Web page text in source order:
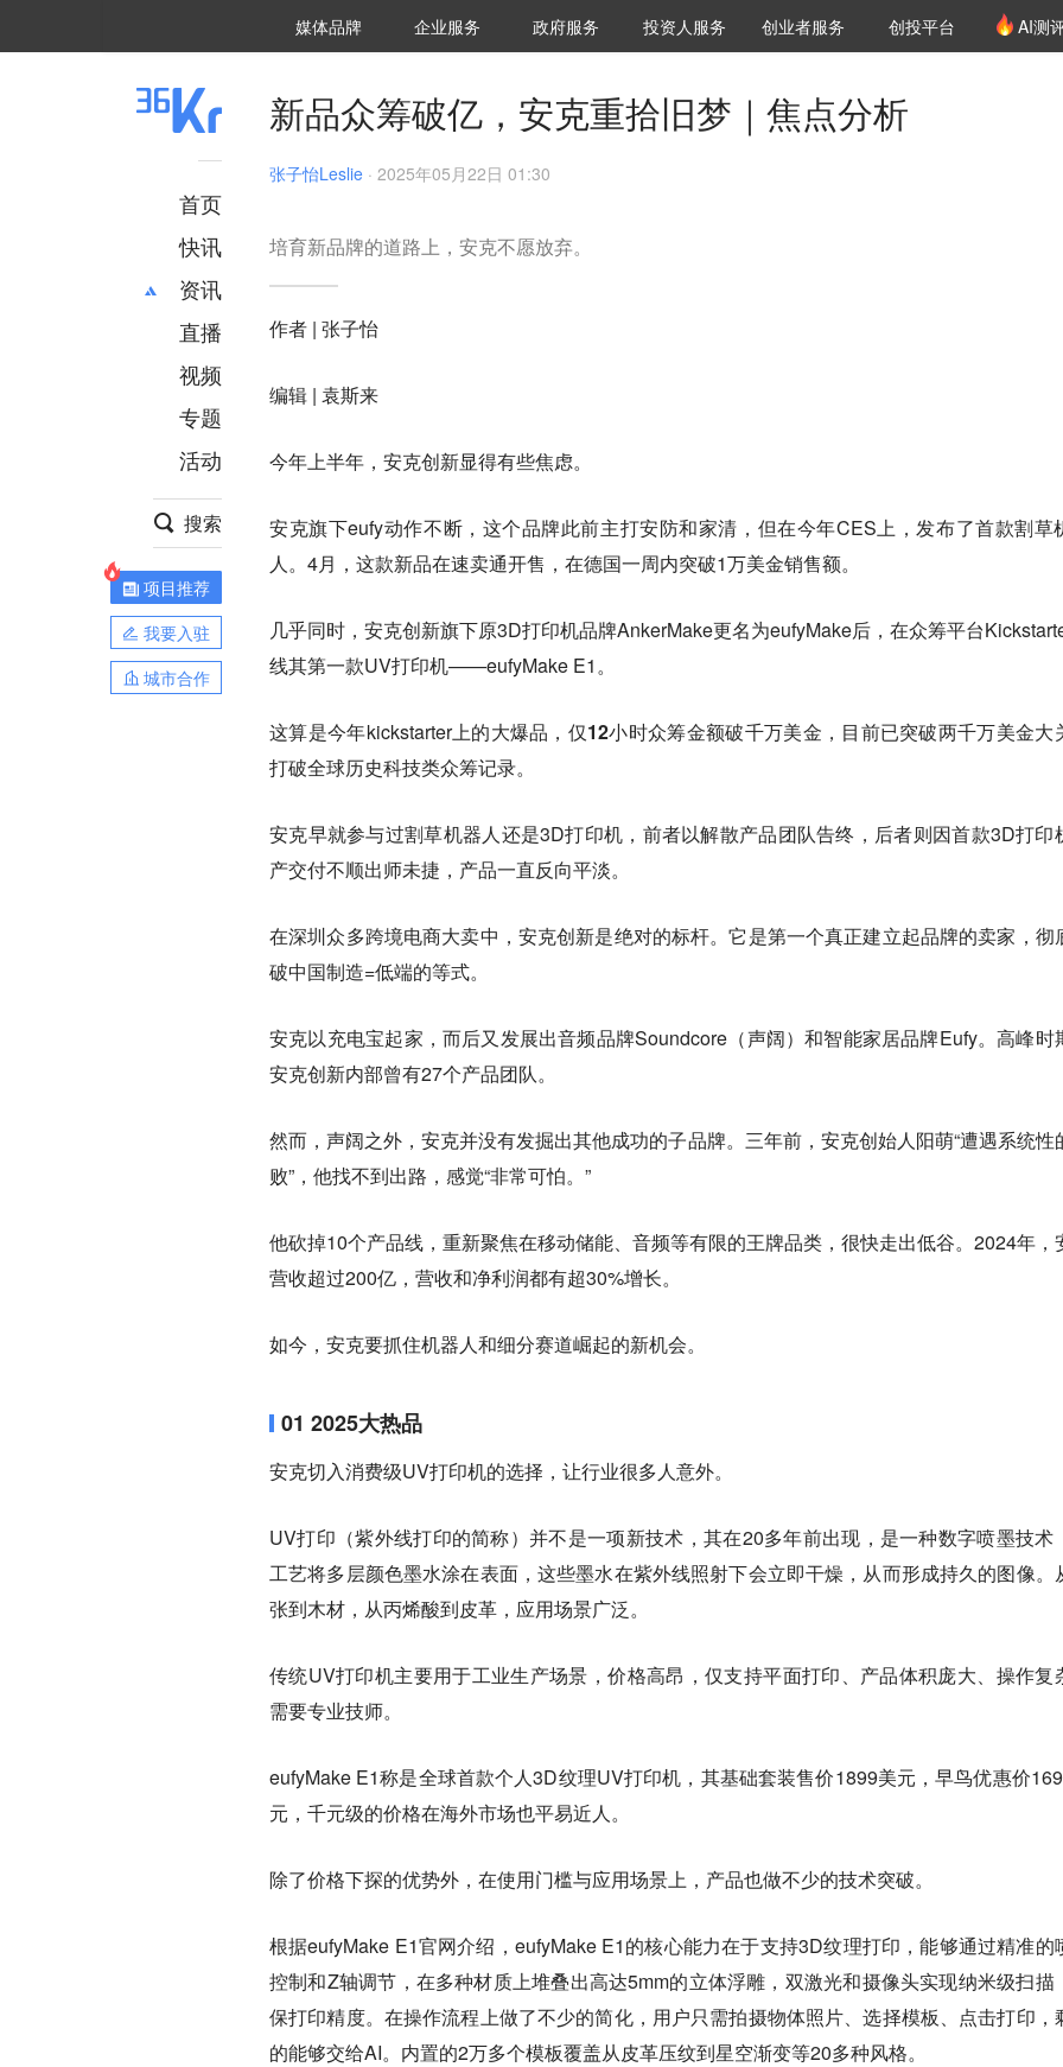
媒体品牌 36Kr研究院
企业服务 城市之窗
政府服务 VClub投资机构库
投资机构职位推介
投资人服务 创投氪堂
创业者服务 创投平台 AI测
首页
快讯
资讯
推荐
财经
项目推荐
安徽
直播
视频
专题
活动
搜索
项目推荐
我要入驻
城市合作
新品众筹破亿，安克重拾旧梦｜焦点分析
张子怡Leslie · 2025年05月22日 01:30
培育新品牌的道路上，安克不愿放弃。
作者 | 张子怡
编辑 | 袁斯来
今年上半年，安克创新显得有些焦虑。
安克旗下eufy动作不断，这个品牌此前主打安防和家清，但在今年CES上，发布了首款割草
人。4月，这款新品在速卖通开售，在德国一周内突破1万美金销售额。
几乎同时，安克创新旗下原3D打印机品牌AnkerMake更名为eufyMake后，在众筹平台
线其第一款UV打印机——eufyMake E1。
这算是今年kickstarter上的大爆品， 仅12小时众筹金额破千万美金，目前已突破两千万美金大
打破全球历史科技类众筹记录。
安克早就参与过割草机器人还是3D打印机，前者以解散产品团队告终，后者则因首款3D打印
产交付不顺出师未捷，产品一直反向平淡。
在深圳众多跨境电商大卖中，安克创新是绝对的标杆。它是第一个真正建立起品牌的卖家，彻
破中国制造=低端的等式。
安克以充电宝起家，而后又发展出音频品牌Soundcore（声阔）和智能家居品牌Eufy。高峰时
安克创新内部曾有27个产品团队。
然而，声阔之外，安克并没有发掘出其他成功的子品牌。三年前，安克创始人阳萌“遭遇系统性
败”，他找不到出路，感觉“非常可怕。”
他砍掉10个产品线，重新聚焦在移动储能、音频等有限的王牌品类，很快走出低谷。2024年，
营收超过200亿，营收和净利润都有超30%增长。
如今，安克要抓住机器人和细分赛道崛起的新机会。
01 2025大热品
安克切入消费级UV打印机的选择，让行业很多人意外。
UV打印（紫外线打印的简称）并不是一项新技术，其在20多年前出现，是一种数字喷墨技术
工艺将多层颜色墨水涂在表面，这些墨水在紫外线照射下会立即干燥，从而形成持久的图像。
张到木材，从丙烯酸到皮革，应用场景广泛。
传统UV打印机主要用于工业生产场景，价格高昂，仅支持平面打印、产品体积庞大、操作复
需要专业技师。
eufyMake E1称是全球首款个人3D纹理UV打印机，其基础套装售价1899美元，早鸟优惠价
元，千元级的价格在海外市场也平易近人。
除了价格下探的优势外，在使用门槛与应用场景上，产品也做不少的技术突破。
根据eufyMake E1官网介绍，eufyMake E1的核心能力在于支持3D纹理打印，能够通过精准的
控制和Z轴调节，在多种材质上堆叠出高达5mm的立体浮雕，双激光和摄像头实现纳米级扫描
保打印精度。在操作流程上做了不少的简化，用户只需拍摄物体照片、选择模板、点击打印，
的能够交给AI。内置的2万多个模板覆盖从皮革压纹到星空渐变等20多种风格。